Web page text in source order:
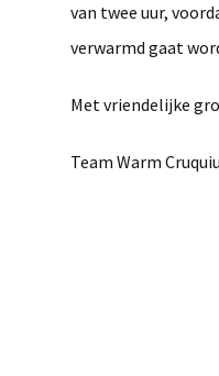
van twee uur,
verwarmd gaat
Met vriendelijke
Team Warm